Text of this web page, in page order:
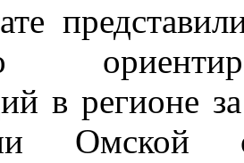
в регионе
Омской